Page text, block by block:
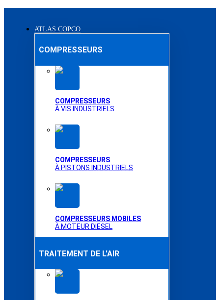
ATLAS COPCO
COMPRESSEURS
COMPRESSEURS
À VIS INDUSTRIELS
COMPRESSEURS
À PISTONS INDUSTRIELS
COMPRESSEURS MOBILES
À MOTEUR DIESEL
TRAITEMENT DE L'AIR